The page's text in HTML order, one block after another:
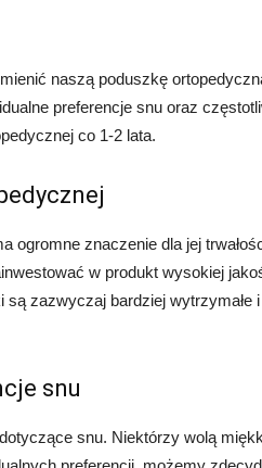
naszą poduszkę
preferencje snu oraz
co 1-2 lata.
ogromne znaczenie dla jej
w produkt wysokiej
są zazwyczaj bardziej wytrzymałe
snu
snu. Niektórzy wolą